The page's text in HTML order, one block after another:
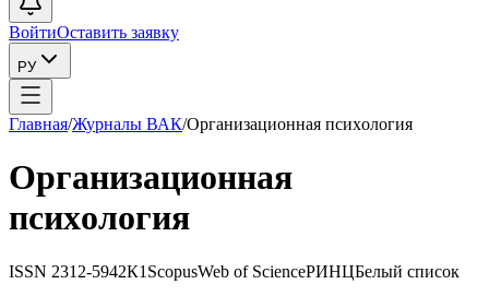
ВойтиОставить заявку
РУ
Главная/Журналы ВАК/Организационная псиxология
Организационная
псиxология
ISSN 2312-5942К1 ScopusWeb of ScienceРИНЦБелый список